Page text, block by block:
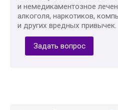
и немедикаментозное
алкоголя, наркотиков,
и других вредных привычек.
Задать вопрос